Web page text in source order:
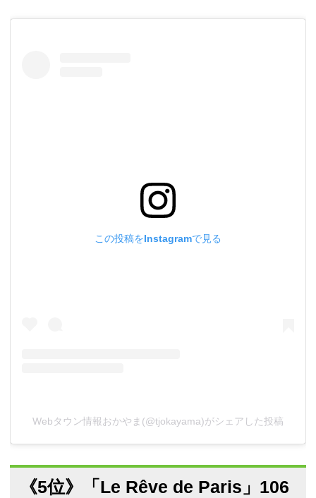
この投稿をInstagramで見る
Webタウン情報おかやま(@tjokayama)がシェアした投稿
《5位》「Le Rêve de Paris」106